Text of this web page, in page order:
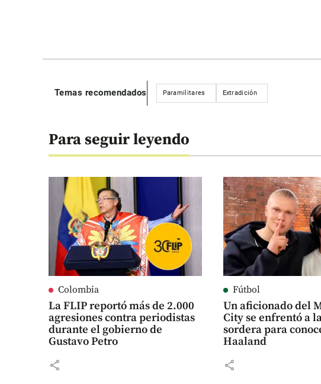
Temas recomendados Paramilitares Extradición
Para seguir leyendo
Colombia
La FLIP reportó más de 2.000
agresiones contra periodistas
durante el gobierno de
Gustavo Petro
share
Fútbol
Un aficionado del
City se enfrentó a
sordera para
Haaland
share